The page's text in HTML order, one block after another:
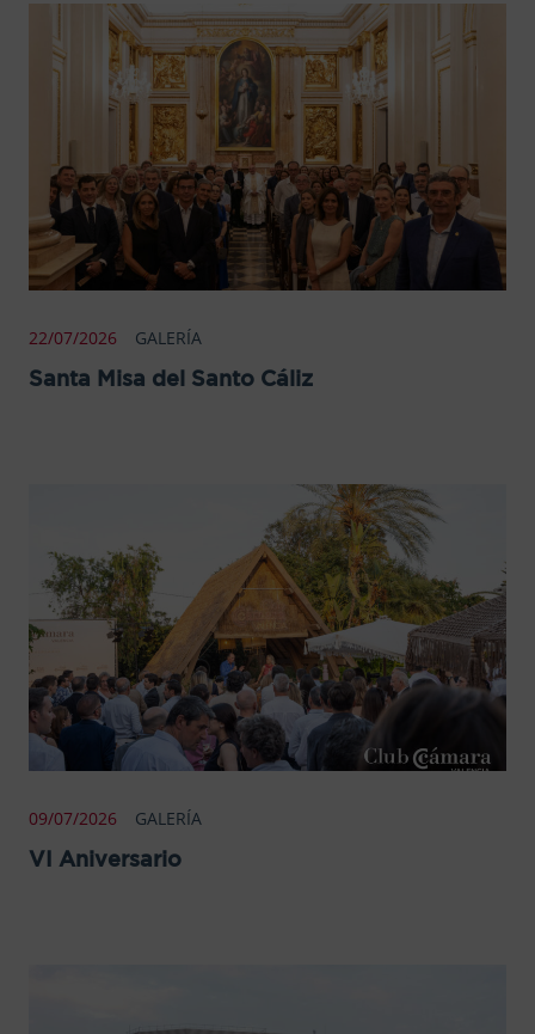
22/07/2026 GALERÍA
Santa Misa del Santo Cáliz
09/07/2026 GALERÍA
VI Aniversario